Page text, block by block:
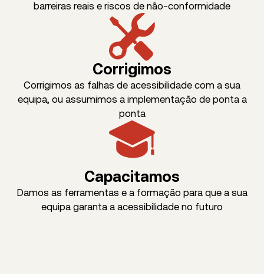
barreiras reais e riscos de não-conformidade
Corrigimos
Corrigimos as falhas de acessibilidade com a sua
equipa, ou assumimos a implementação de ponta a
ponta
Capacitamos
Damos as ferramentas e a formação para que a sua
equipa garanta a acessibilidade no futuro